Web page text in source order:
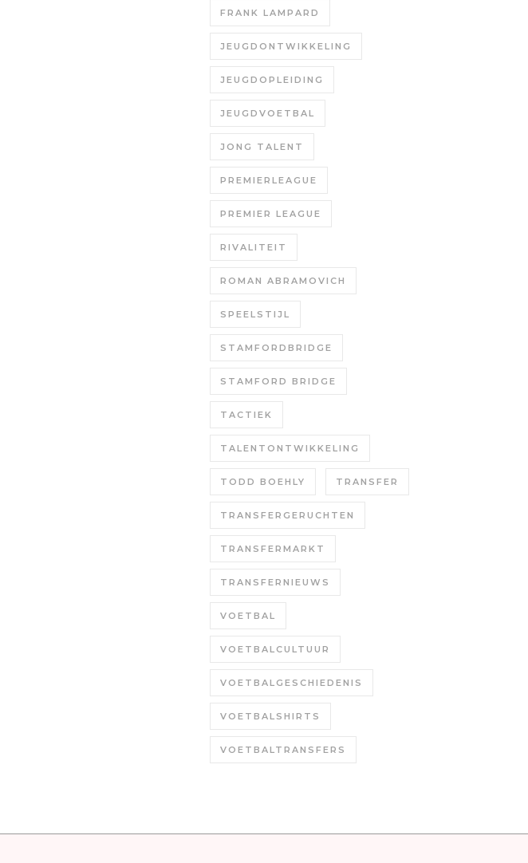
FRANK LAMPARD
JEUGDONTWIKKELING
JEUGDOPLEIDING
JEUGDVOETBAL
JONG TALENT
PREMIERLEAGUE
PREMIER LEAGUE
RIVALITEIT
ROMAN ABRAMOVICH
SPEELSTIJL
STAMFORDBRIDGE
STAMFORD BRIDGE
TACTIEK
TALENTONTWIKKELING
TODD BOEHLY TRANSFER
TRANSFERGERUCHTEN
TRANSFERMARKT
TRANSFERNIEUWS
VOETBAL
VOETBALCULTUUR
VOETBALGESCHIEDENIS
VOETBALSHIRTS
VOETBALTRANSFERS